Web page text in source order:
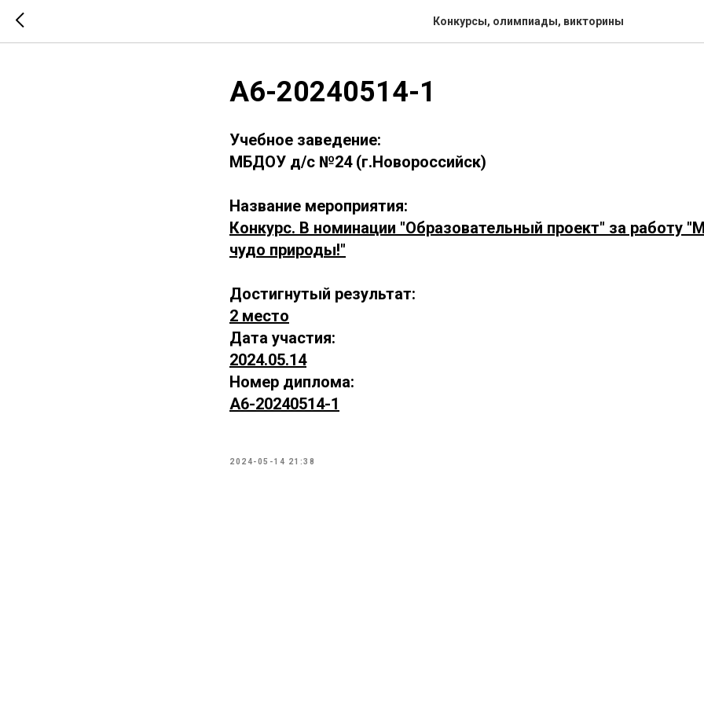
Конкурсы, олимпиады, викторины
А6-20240514-1
Учебное заведение:
МБДОУ д/с №24 (г.Новороссийск)
Название мероприятия:
Конкурс. В номинации "Образовательный проект" за работу
чудо природы!"
Достигнутый результат:
2 место
Дата участия:
2024.05.14
Номер диплома:
А6-20240514-1
2024-05-14 21:38